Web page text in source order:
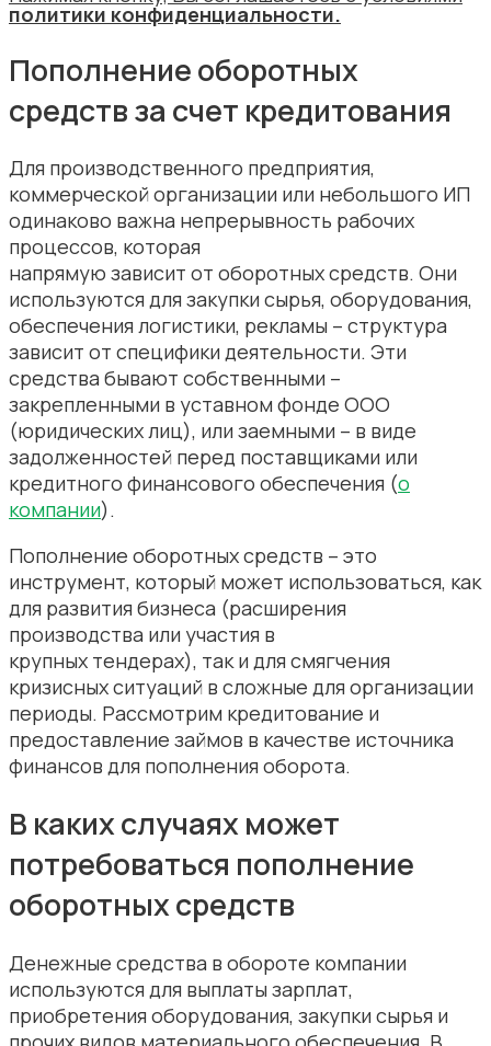
политики конфиденциальности.
Пополнение оборотных
средств за счет кредитования
Для производственного предприятия,
коммерческой организации или небольшого ИП
одинаково важна непрерывность рабочих
процессов, которая
напрямую зависит от оборотных средств. Они
используются для закупки сырья, оборудования,
обеспечения логистики, рекламы – структура
зависит от специфики деятельности. Эти
средства бывают собственными –
закрепленными в уставном фонде ООО
(юридических лиц), или заемными – в виде
задолженностей перед поставщиками или
кредитного финансового обеспечения (о
компании).
Пополнение оборотных средств – это
инструмент, который может использоваться, как
для развития бизнеса (расширения
производства или участия в
крупных тендерах), так и для смягчения
кризисных ситуаций в сложные для организации
периоды. Рассмотрим кредитование и
предоставление займов в качестве источника
финансов для пополнения оборота.
В каких случаях может
потребоваться пополнение
оборотных средств
Денежные средства в обороте компании
используются для выплаты зарплат,
приобретения оборудования, закупки сырья и